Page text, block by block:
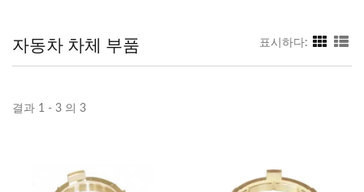
자동차 차체 부품 표시하다:
결과 1 - 3 의 3